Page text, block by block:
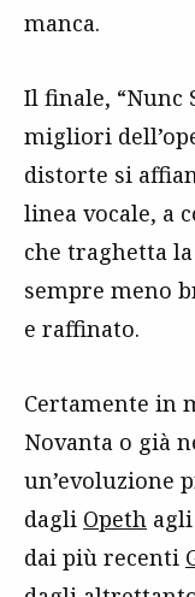
manca.
Il finale, “Nunc
migliori
distorte si
linea vocale, a
che traghetta
sempre meno
e raffinato.
Certamente in
Novanta o già
un’evoluzione
dagli Opeth
dai più recenti